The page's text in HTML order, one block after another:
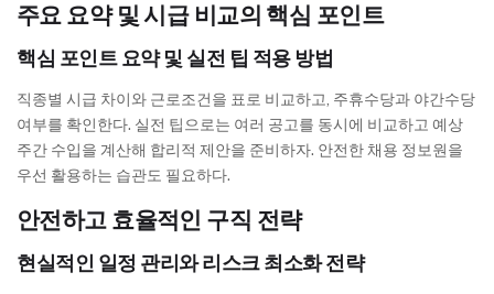
주요 요약 및 시급 비교의 핵심 포인트
핵심 포인트 요약 및 실전 팁 적용 방법
직종별 시급 차이와 근로조건을 표로 비교하고, 주휴수당과 야간수당
여부를 확인한다. 실전 팁으로는 여러 공고를 동시에 비교하고 예상
주간 수입을 계산해 합리적 제안을 준비하자. 안전한 채용 정보원을
우선 활용하는 습관도 필요하다.
안전하고 효율적인 구직 전략
현실적인 일정 관리와 리스크 최소화 전략